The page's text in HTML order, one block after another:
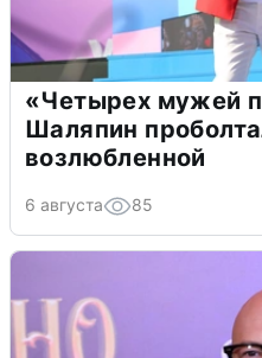
«Четырех мужей
Шаляпин
возлюбленной
6 августа 85